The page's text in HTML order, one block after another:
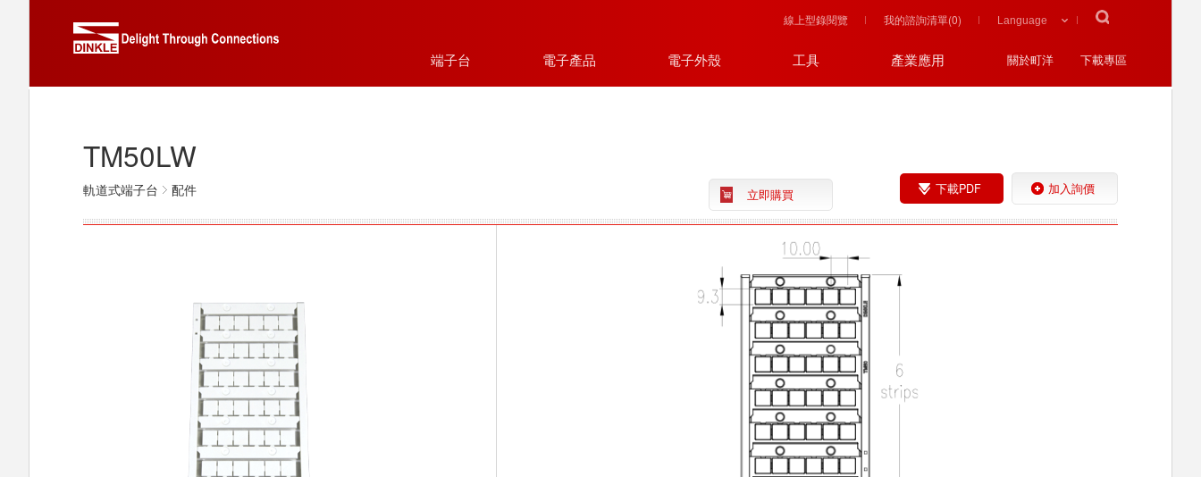
線上型錄閱覽 我的諮詢清單(0)
端子台 電子產品 電子外殼 工具 產業應用 關於町洋 下載專區
TM50LW
軌道式端子台 配件 下載PDF 加入詢價
立即購買